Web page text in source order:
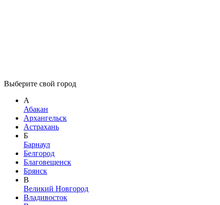
Выберите свой город
А
Абакан
Архангельск
Астрахань
Б
Барнаул
Белгород
Благовещенск
Брянск
В
Великий Новгород
Владивосток